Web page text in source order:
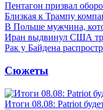
Пентагон призвал
Близкая к Трампу
В Польше мужчина,
Иран выдвинул США
Рак у Байдена
Сюжеты
Итоги 08.08: Patriot